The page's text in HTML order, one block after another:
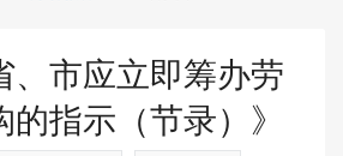
、市应立即筹办劳
指示（节录）》